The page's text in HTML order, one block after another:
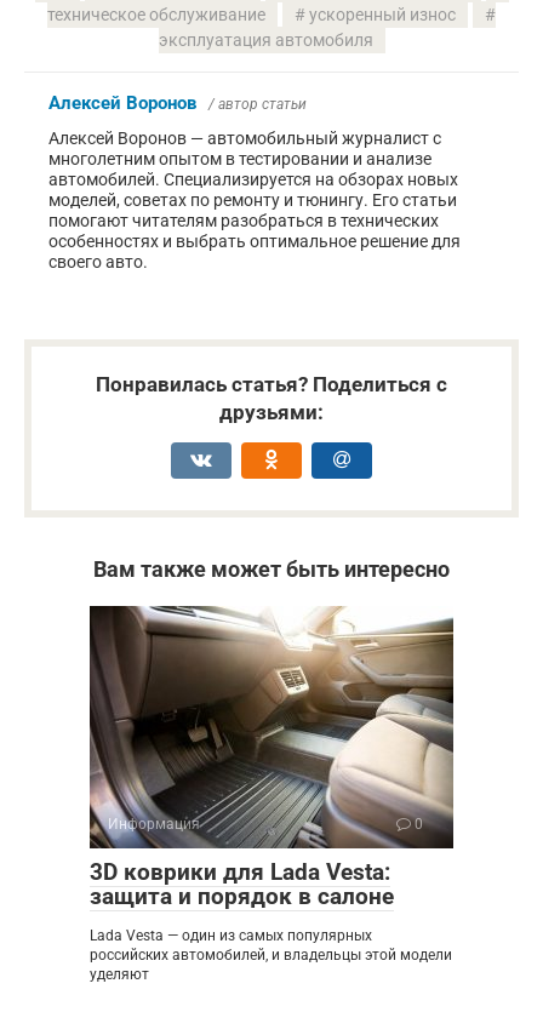
техническое обслуживание
ускоренный износ
эксплуатация автомобиля
Алексей Воронов / автор статьи
Алексей Воронов — автомобильный журналист с
многолетним опытом в тестировании и анализе
автомобилей. Специализируется на обзорах новых
моделей, советах по ремонту и тюнингу. Его статьи
помогают читателям разобраться в технических
особенностях и выбрать оптимальное решение для
своего авто.
Понравилась статья? Поделиться с
друзьями:
Вам также может быть интересно
Информация 0
3D коврики для Lada Vesta:
защита и порядок в салоне
Lada Vesta — один из самых популярных
российских автомобилей, и владельцы этой модели
уделяют